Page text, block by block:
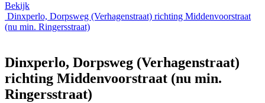
Bekijk
Dinxperlo, Dorpsweg (Verhagenstraat) richting Middenvoorstraat
(nu min. Ringersstraat)
Dinxperlo, Dorpsweg (Verhagenstraat)
richting Middenvoorstraat (nu min.
Ringersstraat)